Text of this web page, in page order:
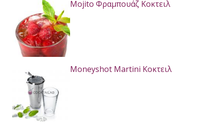
Mojito Φραμπουάζ Κοκτειλ
Moneyshot Martini Κοκτειλ